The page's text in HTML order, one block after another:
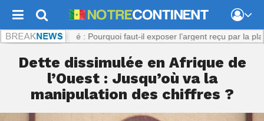
Viol présumé : Pourquoi faut-il exposer l’argent reçu par la
Dette dissimulée en Afrique de
l’Ouest : Jusqu’où va la
manipulation des chiffres ?